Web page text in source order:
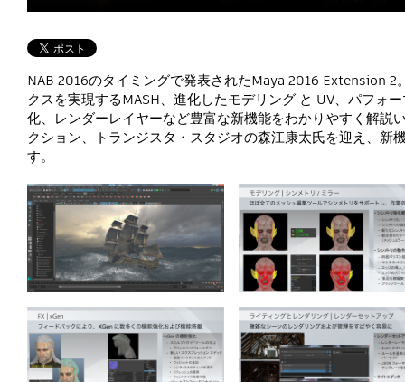
NAB 2016のタイミングで発表されたMaya 2016 Extension
クスを実現するMASH、進化したモデリング と UV、パフォ
化、レンダーレイヤーなど豊富な新機能をわかりやすく解説
クション、トランジスタ・スタジオの森江康太氏を迎え、
す。